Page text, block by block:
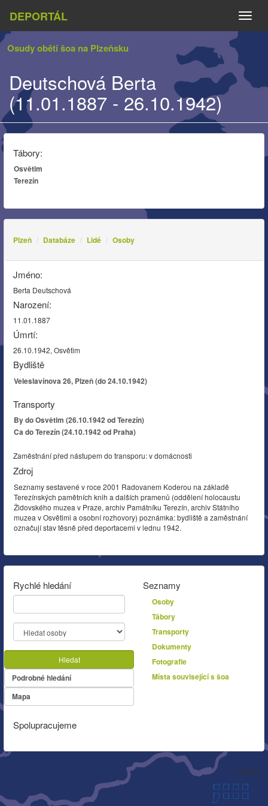
DEPORTÁL
Osudy obětí šoa na Plzeňsku
Deutschová Berta
(11.01.1887 - 26.10.1942)
Tábory:
Osvětim
Terezín
Plzeň Databáze Lidé Osoby
Jméno:
Berta Deutschová
Narození:
11.01.1887
Úmrtí:
26.10.1942, Osvětim
Bydliště
Veleslavínova 26, Plzeň (do 24.10.1942)
Transporty
By do Osvětim (26.10.1942 od Terezín)
Ca do Terezín (24.10.1942 od Praha)
Zaměstnání před nástupem do transporu: v domácnosti
Zdroj
Seznamy sestavené v roce 2001 Radovanem Koderou na základě
Terezínských pamětních knih a dalších pramenů (oddělení holocaustu
Židovského muzea v Praze, archiv Památníku Terezín, archiv Státního
muzea v Osvětimi a osobní rozhovory) poznámka: bydliště a zaměstnání
označují stav těsně před deportacemi v lednu 1942.
Rychlé hledání
Hledat
Podrobné hledání
Mapa
Seznamy
Osoby
Tábory
Transporty
Dokumenty
Fotografie
Místa související s šoa
Spolupracujeme
Autor